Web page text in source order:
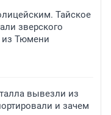
Тайское
зверского
из Тюмени
вывезли из
и зачем